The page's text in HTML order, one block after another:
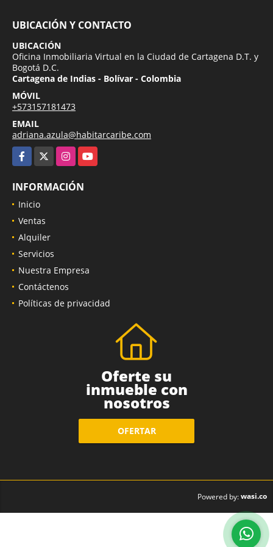
UBICACIÓN Y CONTACTO
UBICACIÓN
Oficina Inmobiliaria Virtual en la Ciudad de Cartagena D.T. y
Bogotá D.C.
Cartagena de Indias - Bolívar - Colombia
MÓVIL
+573157181473
EMAIL
adriana.azula@habitarcaribe.com
Facebook
InstagramYouTube
INFORMACIÓN
Inicio
Ventas
Alquiler
Servicios
Nuestra Empresa
Contáctenos
Políticas de privacidad
Oferte su
inmueble con
nosotros
OFERTAR
Powered by:wasi.co